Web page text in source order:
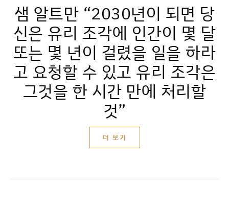
샘 알트만 “2030년이 되면 당
신은 유리 조각에 인간이 몇 달
또는 몇 년이 걸렸을 일을 하라
고 요청할 수 있고 유리 조각은
그것을 한 시간 만에 처리할
것”
더 보기